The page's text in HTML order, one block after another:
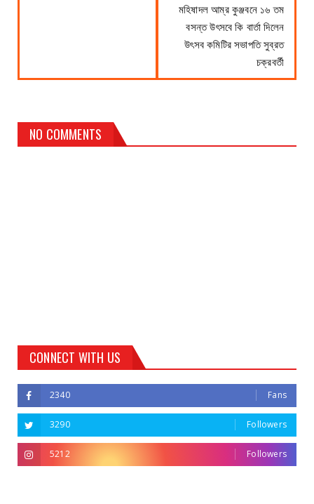
মহিষাদল আম্র কুঞ্জবনে ১৬ তম
বসন্ত উৎসবে কি বার্তা দিলেন
উৎসব কমিটির সভাপতি সুব্রত
চক্রবর্তী
NO COMMENTS
CONNECT WITH US
2340 Fans
3290 Followers
5212 Followers